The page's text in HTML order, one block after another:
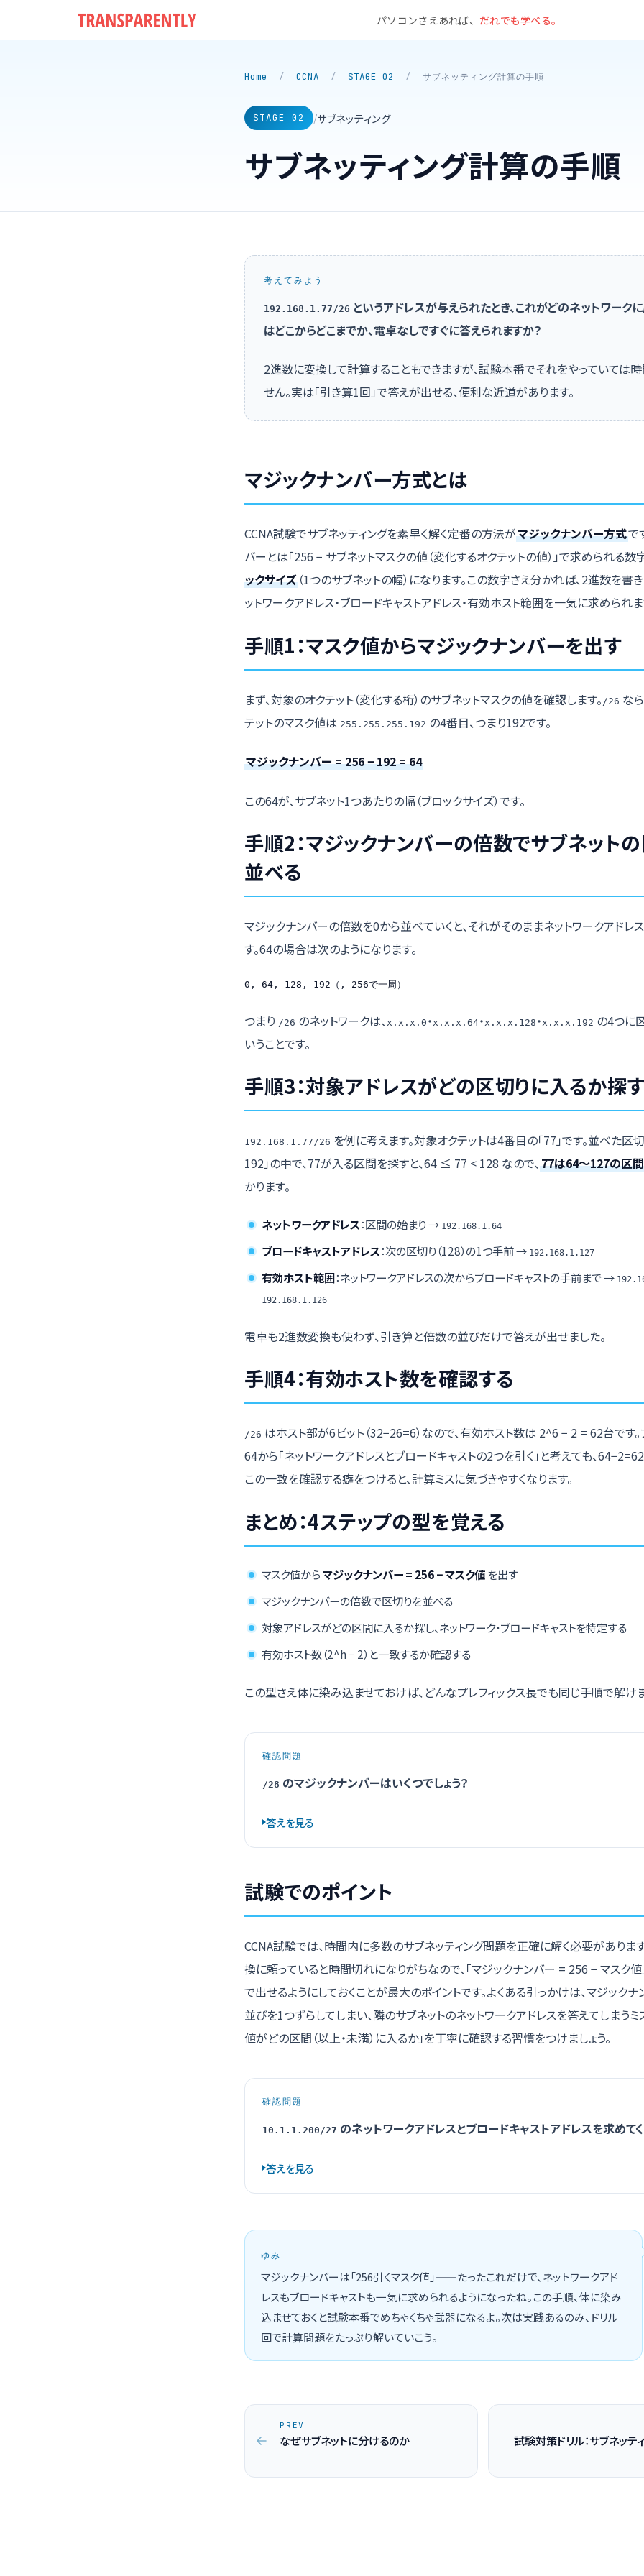
パソコンさえあれば、 だれでも学べる。
Home / CCNA / STAGE 02 / サブネッティング計算の手順
STAGE 02 /サブネッティング
サブネッティング計算の手順
考えてみよう
192.168.1.77/26 というアドレスが与えられたとき、これがどのネットワーク
はどこからどこまでか、電卓なしですぐに答えられますか？
2進数に変換して計算することもできますが、試験本番でそれをやっていては
せん。実は「引き算1回」で答えが出せる、便利な近道があります。
マジックナンバー方式とは
CCNA試験でサブネッティングを素早く解く定番の方法がマジックナンバー方式で
バーとは「256 − サブネットマスクの値（変化するオクテットの値）」で求められる数
ックサイズ （1つのサブネットの幅）になります。この数字さえ分かれば、2進数を書
ットワークアドレス・ブロードキャストアドレス・有効ホスト範囲を一気に求められま
手順1：マスク値からマジックナンバーを出す
まず、対象のオクテット（変化する桁）のサブネットマスクの値を確認します。 /26 な
テットのマスク値は 255.255.255.192 の4番目、つまり192です。
マジックナンバー = 256 − 192 = 64
この64が、サブネット1つあたりの幅（ブロックサイズ）です。
手順2：マジックナンバーの倍数でサブネット
並べる
マジックナンバーの倍数を0から並べていくと、それがそのままネットワークアドレ
す。64の場合は次のようになります。
0, 64, 128, 192（, 256で一周）
つまり /26 のネットワークは、 x.x.x.0 ・ x.x.x.64・ x.x.x.128 ・ x.x.x.192 の4つに
いうことです。
手順3：対象アドレスがどの区切りに入るか探す
192.168.1.77/26 を例に考えます。対象オクテットは4番目の「77」です。並べた区
192」の中で、77が入る区間を探すと、64 ≤ 77 < 128 なので、77は64〜127の区
かります。
ネットワークアドレス：区間の始まり → 192.168.1.64
ブロードキャストアドレス：次の区切り（128）の1つ手前 → 192.168.1.127
有効ホスト範囲：ネットワークアドレスの次からブロードキャストの手前まで →
192.168.1.126
電卓も2進数変換も使わず、引き算と倍数の並びだけで答えが出せました。
手順4：有効ホスト数を確認する
/26 はホスト部が6ビット（32−26=6）なので、有効ホスト数は 2^6 − 2 = 62台です
64から「ネットワークアドレスとブロードキャストの2つを引く」と考えても、
この一致を確認する癖をつけると、計算ミスに気づきやすくなります。
まとめ：4ステップの型を覚える
マスク値からマジックナンバー = 256 − マスク値を出す
マジックナンバーの倍数で区切りを並べる
対象アドレスがどの区間に入るか探し、ネットワーク・ブロードキャストを特定する
有効ホスト数（2^h − 2）と一致するか確認する
この型さえ体に染み込ませておけば、どんなプレフィックス長でも同じ手順で解け
確認問題
/28 のマジックナンバーはいくつでしょう？
答えを見る
試験でのポイント
CCNA試験では、時間内に多数のサブネッティング問題を正確に解く必要がありま
換に頼っていると時間切れになりがちなので、「マジックナンバー = 256 − マスク
で出せるようにしておくことが最大のポイントです。よくある引っかけは、マジック
並びを1つずらしてしまい、隣のサブネットのネットワークアドレスを答えてしまうミ
値がどの区間（以上・未満）に入るか」を丁寧に確認する習慣をつけましょう。
確認問題
10.1.1.200/27 のネットワークアドレスとブロードキャストアドレスを求めて
答えを見る
ゆみ
マジックナンバーは「256引くマスク値」——たったこれだけで、ネットワークアド
レスもブロードキャストも一気に求められるようになったね。この手順、体に染み
込ませておくと試験本番でめちゃくちゃ武器になるよ。次は実践あるのみ、ドリル
回で計算問題をたっぷり解いていこう。
PREV
なぜサブネットに分けるのか 試験対策ドリル：サブネッテ